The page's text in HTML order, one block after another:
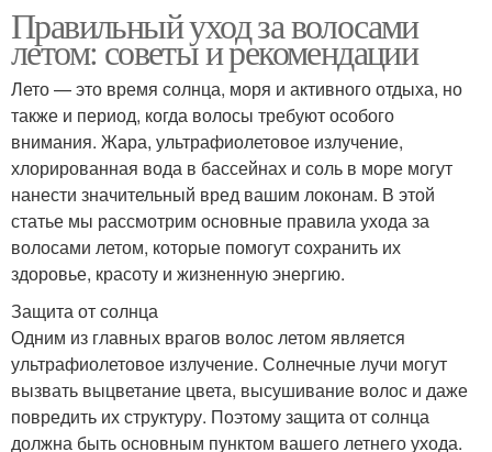
Правильный уход за волосами
летом: советы и рекомендации
Лето — это время солнца, моря и активного отдыха, но
также и период, когда волосы требуют особого
внимания. Жара, ультрафиолетовое излучение,
хлорированная вода в бассейнах и соль в море могут
нанести значительный вред вашим локонам. В этой
статье мы рассмотрим основные правила ухода за
волосами летом, которые помогут сохранить их
здоровье, красоту и жизненную энергию.
Защита от солнца
Одним из главных врагов волос летом является
ультрафиолетовое излучение. Солнечные лучи могут
вызвать выцветание цвета, высушивание волос и даже
повредить их структуру. Поэтому защита от солнца
должна быть основным пунктом вашего летнего ухода.